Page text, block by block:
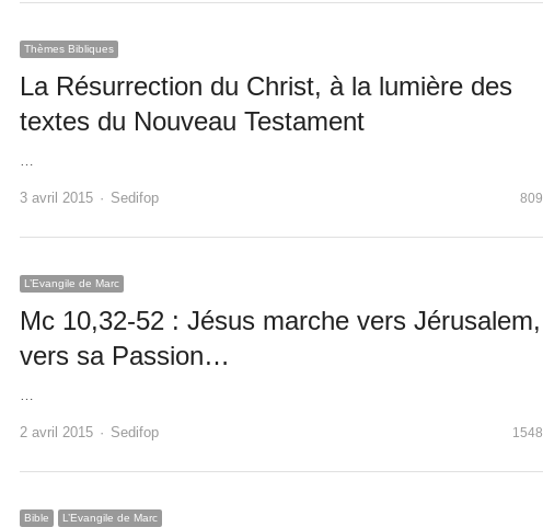
Thèmes Bibliques
La Résurrection du Christ, à la lumière des
textes du Nouveau Testament
…
3 avril 2015 Author
Sedifop 809
L’Evangile de Marc
Mc 10,32-52 : Jésus marche vers Jérusalem,
vers sa Passion…
2 avril 2015 Author
Sedifop 1548
Bible L’Evangile de Marc